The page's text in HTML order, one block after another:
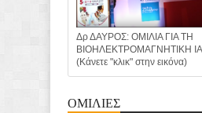
Δρ ΔΑΥΡΟΣ: ΟΜΙΛΙΑ ΓΙΑ ΤΗ
ΒΙΟΗΛΕΚΤΡΟΜΑΓΝΗΤΙΚΗ
(Κάνετε "κλικ" στην εικόνα)
ΟΜΙΛΙΕΣ